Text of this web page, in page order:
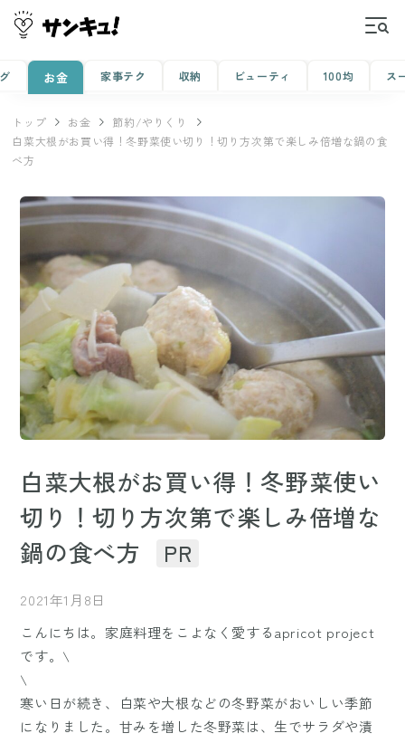
お金 家事テク 収納 ビューティ 100均 ス
トップ お金
節約/やりくり
白菜大根がお買い得！冬野菜使い切り！切り方次第で楽しみ倍増な鍋の食
べ方
白菜大根がお買い得！冬野菜使い
切り！切り方次第で楽しみ倍増な
鍋の食べ方
PR
2021年1月8日
こんにちは。家庭料理をこよなく愛するapricot project
です。\
\
寒い日が続き、白菜や大根などの冬野菜がおいしい季節
になりました。甘みを増した冬野菜は、生でサラダや漬